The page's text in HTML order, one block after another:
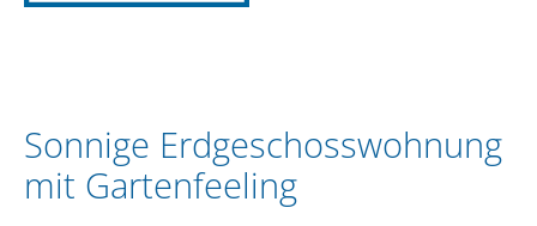
Sonnige Erdgeschosswohnung
mit Gartenfeeling